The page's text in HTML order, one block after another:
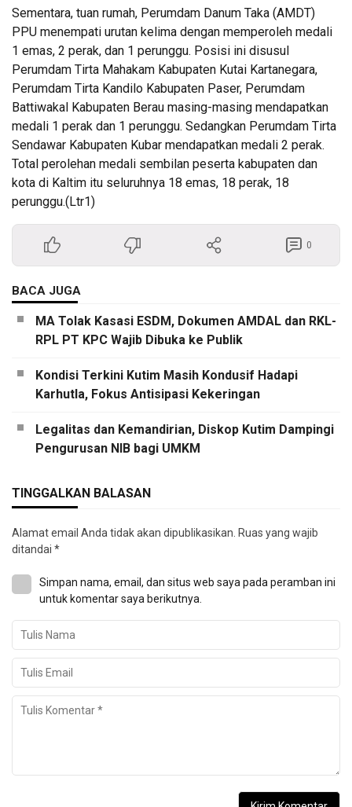
Sementara, tuan rumah, Perumdam Danum Taka (AMDT)
PPU menempati urutan kelima dengan memperoleh medali
1 emas, 2 perak, dan 1 perunggu. Posisi ini disusul
Perumdam Tirta Mahakam Kabupaten Kutai Kartanegara,
Perumdam Tirta Kandilo Kabupaten Paser, Perumdam
Battiwakal Kabupaten Berau masing-masing mendapatkan
medali 1 perak dan 1 perunggu. Sedangkan Perumdam Tirta
Sendawar Kabupaten Kubar mendapatkan medali 2 perak.
Total perolehan medali sembilan peserta kabupaten dan
kota di Kaltim itu seluruhnya 18 emas, 18 perak, 18
perunggu.(Ltr1)
0
BACA JUGA
MA Tolak Kasasi ESDM, Dokumen AMDAL dan RKL-
RPL PT KPC Wajib Dibuka ke Publik
Kondisi Terkini Kutim Masih Kondusif Hadapi
Karhutla, Fokus Antisipasi Kekeringan
Legalitas dan Kemandirian, Diskop Kutim Dampingi
Pengurusan NIB bagi UMKM
TINGGALKAN BALASAN
Alamat email Anda tidak akan dipublikasikan. Ruas yang wajib
ditandai *
Simpan nama, email, dan situs web saya pada peramban ini
untuk komentar saya berikutnya.